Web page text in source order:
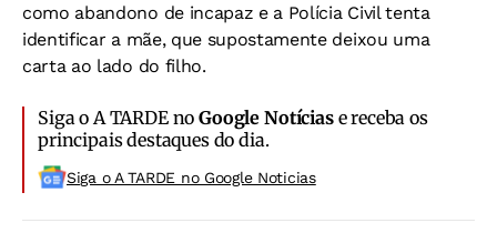
como abandono de incapaz e a Polícia Civil tenta
identificar a mãe, que supostamente deixou uma
carta ao lado do filho.
Siga o A TARDE noGoogle Notíciase receba os
principais destaques do dia.
Siga o A TARDE no Google Noticias